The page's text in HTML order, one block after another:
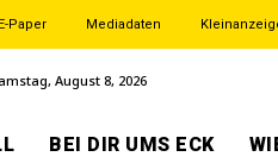
E-Paper Mediadaten
August 8, 2026
BEI DIR UMS ECK